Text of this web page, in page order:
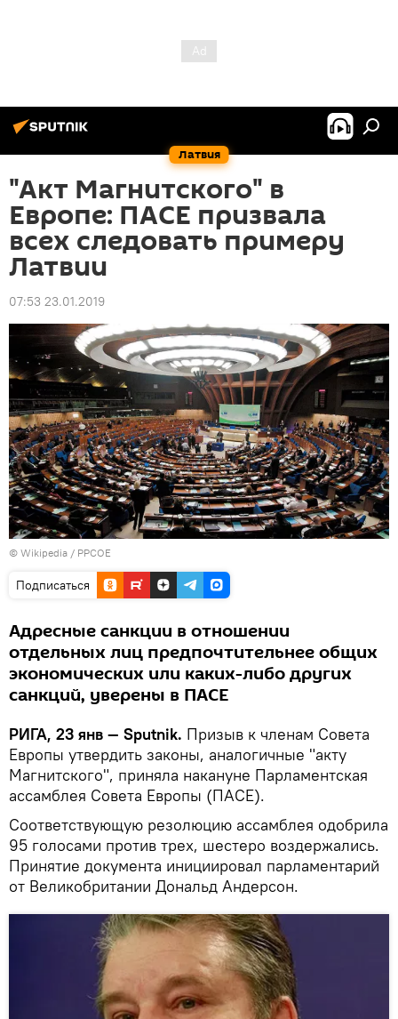
Латвия
"Акт Магнитского" в
Европе: ПАСЕ призвала
всех следовать примеру
Латвии
07:53 23.01.2019
© Wikipedia / PPCOE
Подписаться
Адресные санкции в отношении
отдельных лиц предпочтительнее общих
экономических или каких-либо других
санкций, уверены в ПАСЕ
РИГА, 23 янв — Sputnik. Призыв к членам Совета
Европы утвердить законы, аналогичные "акту
Магнитского", приняла накануне Парламентская
ассамблея Совета Европы (ПАСЕ).
Соответствующую резолюцию ассамблея одобрила
95 голосами против трех, шестеро воздержались.
Принятие документа инициировал парламентарий
от Великобритании Дональд Андерсон.